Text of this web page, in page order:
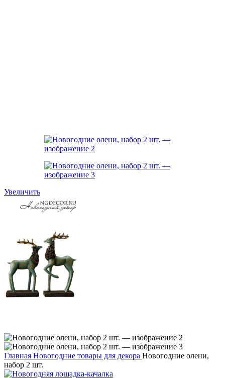
Увеличить
Главная Новогодние товары для декора Новогодние олени,
набор 2 шт.